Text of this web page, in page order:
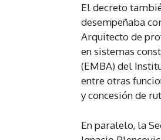
El decreto
desempeñaba
Arquitecto de
en sistemas
(EMBA) del
entre otras
y concesión de
En paralelo, la